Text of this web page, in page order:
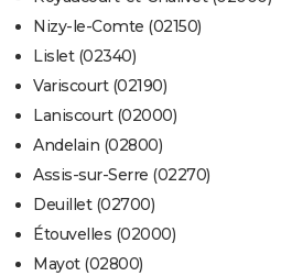
Nizy-le-Comte (02150)
Lislet (02340)
Variscourt (02190)
Laniscourt (02000)
Andelain (02800)
Assis-sur-Serre (02270)
Deuillet (02700)
Étouvelles (02000)
Mayot (02800)